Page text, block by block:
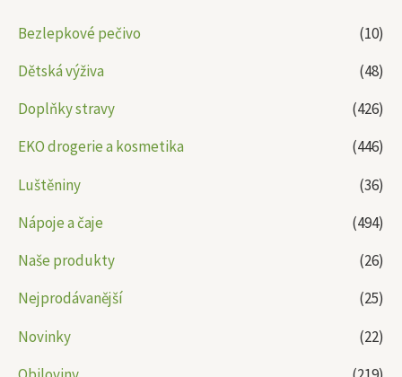
Bezlepkové pečivo
(10)
Dětská výživa
(48)
Doplňky stravy
(426)
EKO drogerie a kosmetika
(446)
Luštěniny
(36)
Nápoje a čaje
(494)
Naše produkty
(26)
Nejprodávanější
(25)
Novinky
(22)